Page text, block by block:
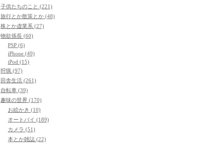
子供たちのこと (221)
旅行とか散策とか (48)
株とか虚業系 (27)
物欲係長 (60)
PSP (6)
iPhone (49)
iPod (15)
狩猟 (97)
田舎生活 (261)
自転車 (39)
趣味の世界 (170)
お絵かき (10)
オートバイ (189)
カメラ (51)
本とか雑誌 (22)